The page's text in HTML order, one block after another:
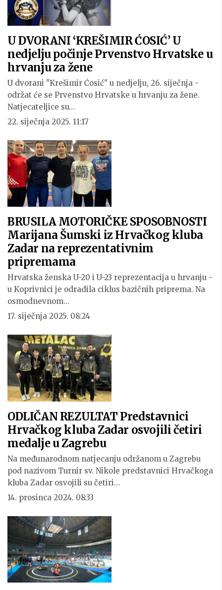
U DVORANI ‘KREŠIMIR ĆOSIĆ’ U
nedjelju počinje Prvenstvo Hrvatske u
hrvanju za žene
U dvorani "Krešimir Ćosić" u nedjelju, 26. siječnja -
održat će se Prvenstvo Hrvatske u hrvanju za žene.
Natjecateljice su…
22. siječnja 2025. 11:17
BRUSILA MOTORIČKE SPOSOBNOSTI
Marijana Šumski iz Hrvačkog kluba
Zadar na reprezentativnim
pripremama
Hrvatska ženska U-20 i U-23 reprezentacija u hrvanju -
u Koprivnici je odradila ciklus bazičnih priprema. Na
osmodnevnom…
17. siječnja 2025. 08:24
ODLIČAN REZULTAT Predstavnici
Hrvačkog kluba Zadar osvojili četiri
medalje u Zagrebu
Na međunarodnom natjecanju održanom u Zagrebu
pod nazivom Turnir sv. Nikole predstavnici Hrvačkoga
kluba Zadar osvojili su četiri…
14. prosinca 2024. 08:33